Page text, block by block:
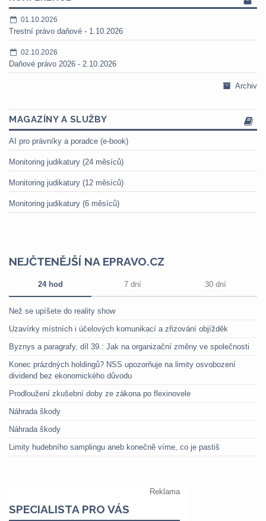
01.10.2026
Trestní právo daňové - 1.10.2026
02.10.2026
Daňové právo 2026 - 2.10.2026
Archiv
MAGAZÍNY A SLUŽBY
AI pro právníky a poradce (e-book)
Monitoring judikatury (24 měsíců)
Monitoring judikatury (12 měsíců)
Monitoring judikatury (6 měsíců)
NEJČTENĚJŠÍ NA EPRAVO.CZ
24 hod 7 dní 30 dní
Než se upíšete do reality show
Uzavírky místních i účelových komunikací a zřizování objížděk
Byznys a paragrafy, díl 39.: Jak na organizační změny ve společnosti
Konec prázdných holdingů? NSS upozorňuje na limity osvobození
dividend bez ekonomického důvodu
Prodloužení zkušební doby ze zákona po flexinovele
Náhrada škody
Náhrada škody
Limity hudebního samplingu aneb konečně víme, co je pastiš